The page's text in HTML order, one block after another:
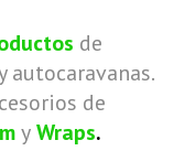
de
autocaravanas.
de
yWraps.